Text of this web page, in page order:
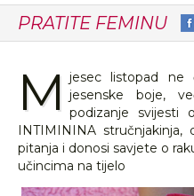
PRATITE FEMINU
M jesec listopad ne
jesenske boje,
podizanje svijesti
INTIMININA
pitanja i donosi savjete o
učincima na tijelo